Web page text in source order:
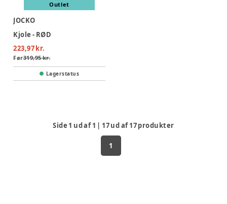
Outlet
JOCKO
Kjole - RØD
223,97 kr.
Før319,95 kr.
Lagerstatus
Side 1 ud af1 | 17ud af17produkter
1